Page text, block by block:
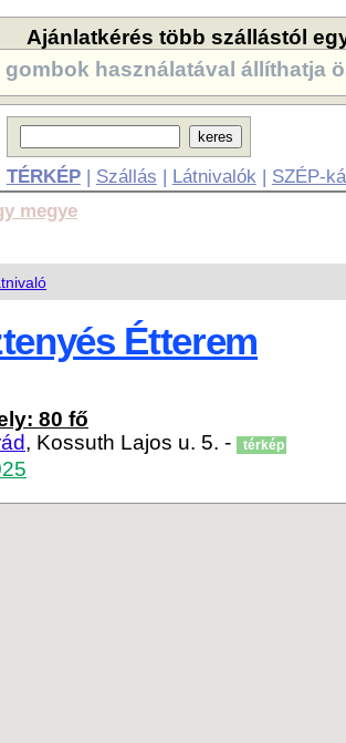
Ajánlatkérés több szállástól
gombok használatával állíthatja
TÉRKÉP| Szállás | Látnivalók | SZÉP-
megye
Étterem
80 fő
, Kossuth Lajos u. 5. - térkép